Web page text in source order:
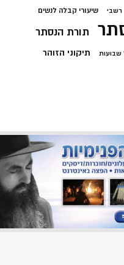
רשבי שיעורי קבלה לנשים
תורת הנסתר
שבועות תיקוני הזוהר